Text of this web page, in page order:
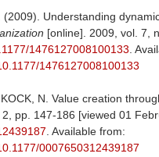
(2009). Understanding
[online]. 2009, vol. 7,
1476127008100133 .
1476127008100133
N. Value creation
pp. 147-186 [viewed 01
. Available from:
0007650312439187